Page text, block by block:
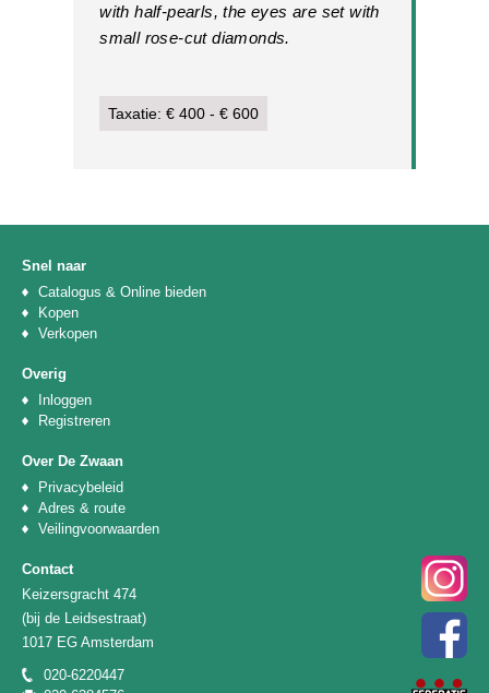
with half-pearls, the eyes are set with
small rose-cut diamonds.
Taxatie: € 400 - € 600
Snel naar
Catalogus & Online bieden
Kopen
Verkopen
Overig
Inloggen
Registreren
Over De Zwaan
Privacybeleid
Adres & route
Veilingvoorwaarden
Contact
Keizersgracht 474
(bij de Leidsestraat)
1017 EG Amsterdam
020-6220447